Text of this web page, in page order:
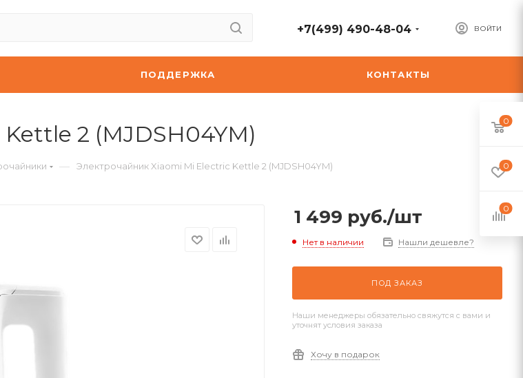
ВОЙТИ
+7(499) 490-48-04
ПОДДЕРЖКА КОНТАКТЫ
2 (MJDSH04YM)
— Электрочайник Xiaomi Mi Electric Kettle 2 (MJDSH04YM)
1 499 руб./шт
Нет в наличии Нашли дешевле?
ПОД ЗАКАЗ
Наши менеджеры обязательно свяжутся с вами и
уточнят условия заказа
Хочу в подарок
0
0
0